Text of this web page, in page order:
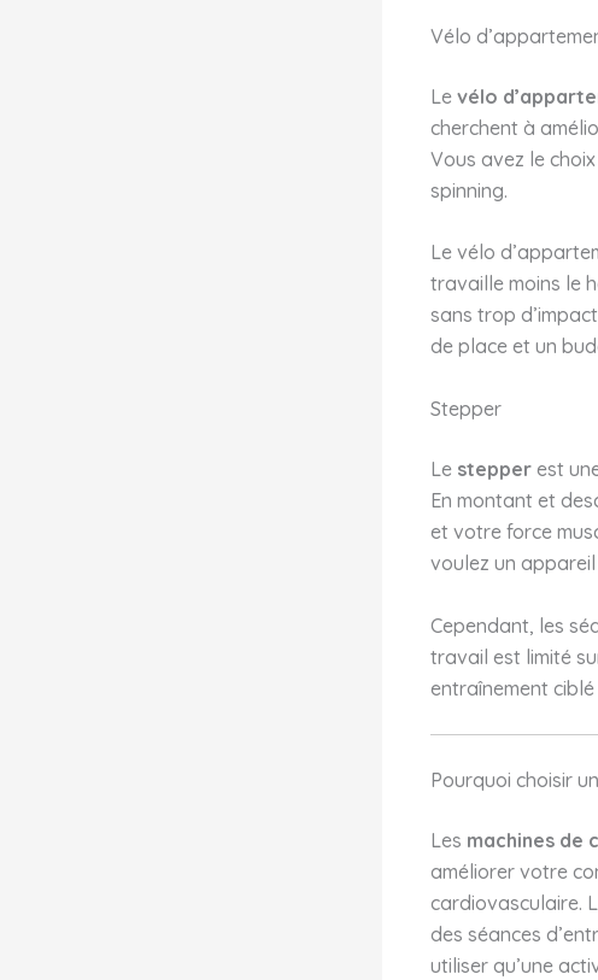
Vélo
Le vélo
cherchent à
Vous avez le
spinning.
Le vélo
travaille moins le
sans trop
de place et un
Stepper
Le stepper est
En montant et
et votre force
voulez un
Cependant, les
travail est limité
entraînement
Pourquoi choisir
Les machines de
améliorer votre
cardiovasculaire.
des séances
utiliser qu’une